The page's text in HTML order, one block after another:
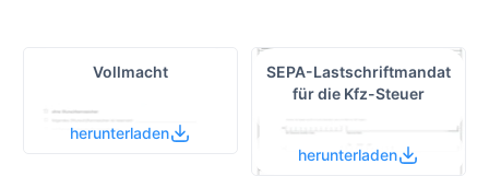
Vollmacht
herunterladen
SEPA-Lastschrift­mandat
für die Kfz-Steuer
herunterladen